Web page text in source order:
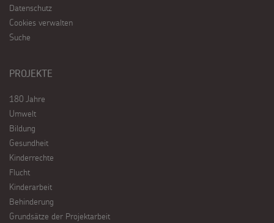
Datenschutz
Cookies verwalten
Suche
PROJEKTE
180 Jahre
Umwelt
Bildung
Gesundheit
Kinderrechte
Flucht
Kinderarbeit
Behinderung
Grundsätze der Projektarbeit